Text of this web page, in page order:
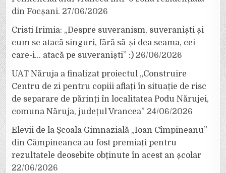
din Focșani. 27/06/2026
Cristi Irimia: „Despre suveranism, suveraniști și
cum se atacă singuri, fără să-și dea seama, cei
care-i… atacă pe suveraniști” :) 26/06/2026
UAT Năruja a finalizat proiectul „Construire
Centru de zi pentru copiii aflați în situație de risc
de separare de părinți în localitatea Podu Nărujei,
comuna Năruja, județul Vrancea” 24/06/2026
Elevii de la Școala Gimnazială „Ioan Cîmpineanu”
din Câmpineanca au fost premiați pentru
rezultatele deosebite obținute în acest an școlar
22/06/2026